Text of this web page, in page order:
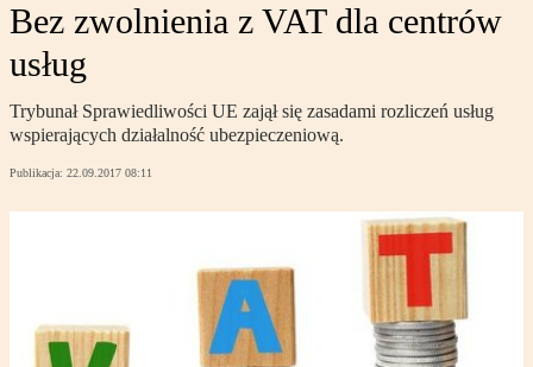
Bez zwolnienia z VAT dla centrów
usług
Trybunał Sprawiedliwości UE zajął się zasadami rozliczeń usług
wspierających działalność ubezpieczeniową.
Publikacja: 22.09.2017 08:11